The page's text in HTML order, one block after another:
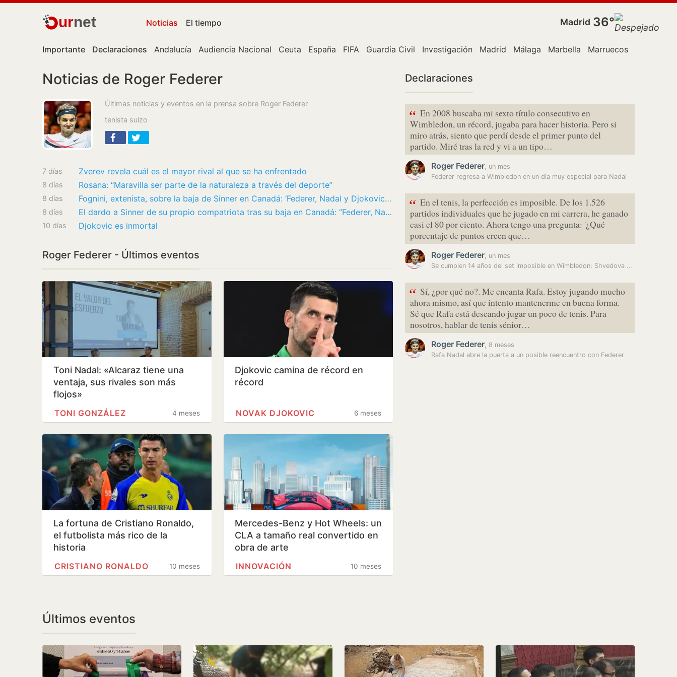
urnet Noticias El tiempo Madrid 36°
Importante Declaraciones Andalucía Audiencia Nacional Ceuta España FIFA Guardia Civil Investigación Madrid Málaga Marbella Marruecos
Noticias de Roger Federer
Últimas noticias y eventos en la prensa sobre Roger Federer
tenista suizo
7 días Zverev revela cuál es el mayor rival al que se ha enfrentado
8 días Rosana: “Maravilla ser parte de la naturaleza a través del deporte”
8 días Fognini, extenista, sobre la baja de Sinner en Canadá: ‘Federer, Nadal y Djokovic no se…
8 días El dardo a Sinner de su propio compatriota tras su baja en Canadá: “Federer, Nadal y…
10 días Djokovic es inmortal
Roger Federer - Últimos eventos
Toni Nadal: «Alcaraz tiene una
ventaja, sus rivales son más
flojos»
4 meses
TONI GONZÁLEZ
Djokovic camina de récord en
récord
6 meses
NOVAK DJOKOVIC
La fortuna de Cristiano Ronaldo,
el futbolista más rico de la
historia
10 meses
CRISTIANO RONALDO
Mercedes-Benz y Hot Wheels: un
CLA a tamaño real convertido en
obra de arte
10 meses
INNOVACIÓN
Declaraciones
“ En 2008 buscaba mi sexto título consecutivo en
Wimbledon, un récord, jugaba para hacer historia. Pero si
miro atrás, siento que perdí desde el primer punto del
partido. Miré tras la red y vi a un tipo…
Roger Federer, un mes
Federer regresa a Wimbledon en un día muy especial para Nadal
“ En el tenis, la perfección es imposible. De los 1.526
partidos individuales que he jugado en mi carrera, he ganado
casi el 80 por ciento. Ahora tengo una pregunta: '¿Qué
porcentaje de puntos creen que…
Roger Federer, un mes
Se cumplen 14 años del set imposible en Wimbledon: Shvedova se lo ganó…
“ Sí, ¿por qué no?. Me encanta Rafa. Estoy jugando mucho
ahora mismo, así que intento mantenerme en buena forma.
Sé que Rafa está deseando jugar un poco de tenis. Para
nosotros, hablar de tenis sénior…
Roger Federer, 8 meses
Rafa Nadal abre la puerta a un posible reencuentro con Federer
Últimos eventos